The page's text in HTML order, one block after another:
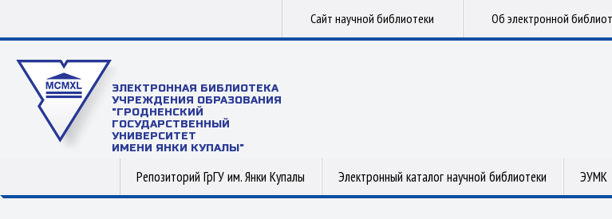
Сайт научной библиотеки Об электронной
ЭЛЕКТРОННАЯ БИБЛИОТЕКА
УЧРЕЖДЕНИЯ ОБРАЗОВАНИЯ
"ГРОДНЕНСКИЙ
ГОСУДАРСТВЕННЫЙ
УНИВЕРСИТЕТ
ИМЕНИ ЯНКИ КУПАЛЫ"
Репозиторий ГрГУ им. Янки Купалы Электронный каталог научной библиотеки ЭУМК